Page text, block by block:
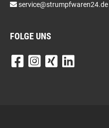
service@strumpfwaren24.de
FOLGE UNS